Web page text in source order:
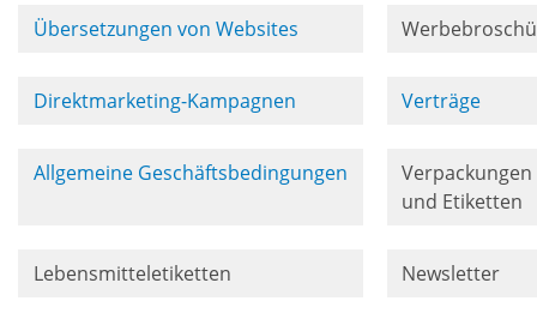
Übersetzungen von Websites
Direktmarketing-Kampagnen Verträge
Allgemeine Geschäftsbedingungen
Verpackungen
und Etiketten
Lebensmitteletiketten Newsletter